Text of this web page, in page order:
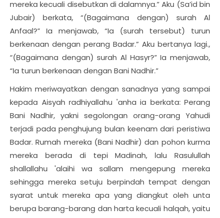
mereka kecuali disebutkan di dalamnya.” Aku (Sa’id bin
Jubair) berkata, “(Bagaimana dengan) surah Al
Anfaal?” Ia menjawab, “Ia (surah tersebut) turun
berkenaan dengan perang Badar.” Aku bertanya lagi.,
“(Bagaimana dengan) surah Al Hasyr?” Ia menjawab,
“Ia turun berkenaan dengan Bani Nadhir.”
Hakim meriwayatkan dengan sanadnya yang sampai
kepada Aisyah radhiyallahu 'anha ia berkata: Perang
Bani Nadhir, yakni segolongan orang-orang Yahudi
terjadi pada penghujung bulan keenam dari peristiwa
Badar. Rumah mereka (Bani Nadhir) dan pohon kurma
mereka berada di tepi Madinah, lalu Rasulullah
shallallahu 'alaihi wa sallam mengepung mereka
sehingga mereka setuju berpindah tempat dengan
syarat untuk mereka apa yang diangkut oleh unta
berupa barang-barang dan harta kecuali halqah, yaitu